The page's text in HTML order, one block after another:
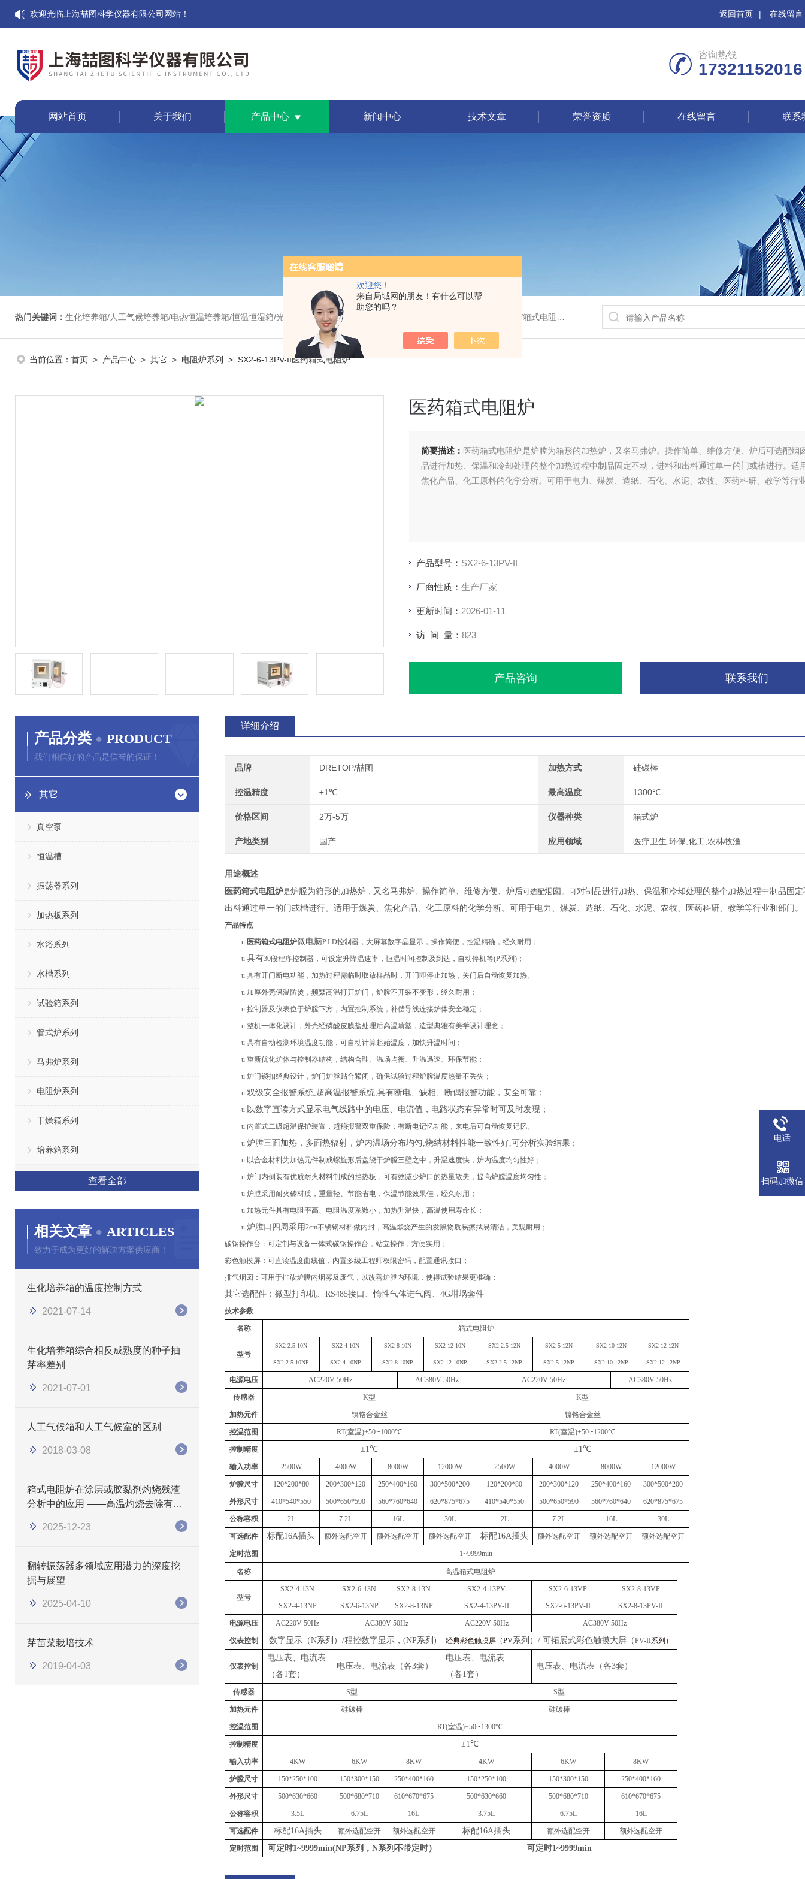
欢迎您！
来自局域网的朋友！有什么可以帮
助您的吗？
欢迎光临上海喆图科学仪器有限公司网站！ 返回首页 | 在线留言
咨询热线
17321152016
网站首页 关于我们 产品中心 新闻中心 技术文章 荣誉资质 在线留言 联系
热门关键词： 生化培养箱/人工气候培养箱/电热恒温培养箱/恒温恒湿箱/光照培养箱/二氧化碳培养箱等/恒温干燥箱/真空干燥箱/高温烘箱等/箱式电阻炉/陶瓷纤维马弗炉/高温马弗炉/管式炉/气氛炉/试验箱/摇床/振荡器/水槽/水浴锅等
当前位置： 首页 > 产品中心 > 其它 > 电阻炉系列 > SX2-6-13PV-II医药箱式电阻炉
医药箱式电阻炉
简要描述： 医药箱式电阻炉是炉膛为箱形的加热炉，又名马弗炉。操作简单、维修方便、炉后可选配烟
品进行加热、保温和冷却处理的整个加热过程中制品固定不动，进料和出料通过单一的门或槽进行。适
焦化产品、化工原料的化学分析。可用于电力、煤炭、造纸、石化、水泥、农牧、医药科研、教学等行
产品型号： SX2-6-13PV-II
厂商性质： 生产厂家
更新时间： 2026-01-11
访 问 量： 823
产品咨询 联系我们
产品分类 PRODUCT
我们相信好的产品是信誉的保证！
其它
真空泵
恒温槽
振荡器系列
加热板系列
水浴系列
水槽系列
试验箱系列
管式炉系列
马弗炉系列
电阻炉系列
干燥箱系列
培养箱系列
查看全部
相关文章 ARTICLES
致力于成为更好的解决方案供应商！
生化培养箱的温度控制方式
2021-07-14
生化培养箱综合相反成熟度的种子抽
芽率差别
2021-07-01
人工气候箱和人工气候室的区别
2018-03-08
箱式电阻炉在涂层或胶黏剂灼烧残渣
分析中的应用 ——高温灼烧去除有机
2025-12-23
翻转振荡器多领域应用潜力的深度挖
掘与展望
2025-04-10
芽苗菜栽培技术
2019-04-03
详细介绍
品牌 DRETOP/喆图 加热方式 硅碳棒
控温精度 ±1℃ 最高温度 1300℃
价格区间 2万-5万 仪器种类 箱式炉
产地类别 国产 应用领域 医疗卫生,环保,化工,农林牧渔
用途概述
医药箱式电阻炉是炉膛为箱形的加热炉 ， 又名马弗炉。 操作简单、维修方便、炉后可选配烟囱 。 可对制品进行加热、保温和冷却处理的整个加热过程中制品固
出料通过单一的门或槽进行。适用于煤炭、 焦化产品、 化工原料的化学分析。可用于电力、煤炭、造纸、石化、水泥、农牧、医药科研、教学等行业和部门。
产品特点
u 医药箱式电阻炉微电脑P.I.D控制器，大屏幕数字晶显示，操作简便，控温精确，经久耐用；
u 具有30段程序控制器，可设定升降温速率，恒温时间控制及到达，自动停机等(P系列)；
u 具有开门断电功能，加热过程需临时取放样品时，开门即停止加热，关门后自动恢复加热。
u 加厚外壳保温防烫 ， 频繁高温打开炉门，炉膛不开裂不变形，经久耐用 ；
u 控制器及仪表位于炉膛下方，内置控制系统，补偿导线连接炉体安全稳定；
u 整机一体化设计，外壳经磷酸皮膜盐处理后高温喷塑 ， 造型典雅有美学设计理念；
u 具有自动检测环境温度功能，可自动计算起始温度，加快升温时间；
u 重新优化炉体与控制器结构，结构合理、温场均衡、升温迅速、环保节能；
u 炉门锁扣经典设计，炉门炉膛贴合紧闭 ， 确保试验过程炉膛温度热量不丢失 ；
u 双级安全报警系统,超高温报警系统,具有断电、缺相、断偶报警功能，安全可靠；
u 以数字直读方式显示电气线路中的电压、电流值，电路状态有异常时可及时发现；
u 内置式二级超温保护装置，超稳报警双重保险，有断电记忆功能，来电后可自动恢复记忆。
u 炉膛三面加热，多面热辐射，炉内温场分布均匀,烧结材料性能一致性好,可分析实验结果 ；
u 以合金材料为加热元件制成螺旋形后盘绕于炉膛三壁之中，升温速度快，炉内温度均匀性好；
u 炉门内侧装有优质耐火材料制成的挡热板，可有效减少炉口的热量散失，提高炉膛温度均匀性；
u 炉膛采用耐火砖材质，重量轻、节能省电，保温节能效果佳，经久耐用；
u 加热元件具有电阻率高、电阻温度系数小，加热升温快，高温使用寿命长；
u 炉膛口四周采用2cm不锈钢材料做内封，高温煅烧产生的发黑物质易擦拭易清洁，美观耐用；
碳钢操作台：可定制与设备一体式碳钢操作台，站立操作，方便实用；
彩色触摸屏：可直读温度曲线值，内置多级工程师权限密码，配置通讯接口；
排气烟囱：可用于排放炉膛内烟雾及废气，以改善炉膛内环境，使得试验结果更准确；
其它选配件：微型打印机、 RS485接口、惰性气体进气阀、4G坩埚套件
技术参数
名称 箱式电阻炉
型号
SX2-2.5-10N
SX2-2.5-10NP
SX2-4-10N
SX2-4-10NP
SX2-8-10N
SX2-8-10NP
SX2-12-10N
SX2-12-10NP
SX2-2.5-12N
SX2-2.5-12NP
SX2-5-12N
SX2-5-12NP
SX2-10-12N
SX2-10-12NP
SX2-12-12N
SX2-12-12NP
电源电压 AC220V 50Hz AC380V 50Hz AC220V 50Hz AC380V 50Hz
传感器 K型 K型
加热元件 镍铬合金丝 镍铬合金丝
控温范围 RT(室温)+50~1000℃ RT(室温)+50~1200℃
控制精度 ±1℃ ±1℃
输入功率 2500W 4000W 8000W 12000W 2500W 4000W 8000W 12000W
炉膛尺寸 120*200*80 200*300*120 250*400*160 300*500*200 120*200*80 200*300*120 250*400*160 300*500*200
外形尺寸 410*540*550 500*650*590 560*760*640 620*875*675 410*540*550 500*650*590 560*760*640 620*875*675
公称容积 2L 7.2L 16L 30L 2L 7.2L 16L 30L
可选配件 标配16A插头 额外选配空开 额外选配空开 额外选配空开 标配16A插头 额外选配空开 额外选配空开 额外选配空开
定时范围 1~9999min
名称 高温箱式电阻炉
型号
SX2-4-13N
SX2-4-13NP
SX2-6-13N
SX2-6-13NP
SX2-8-13N
SX2-8-13NP
SX2-4-13PV
SX2-4-13PV-II
SX2-6-13VP
SX2-6-13PV-II
SX2-8-13VP
SX2-8-13PV-II
电源电压 AC220V 50Hz AC380V 50Hz AC220V 50Hz AC380V 50Hz
仪表控制 数字显示（N系列）/程控数字显示，(NP系列) 经典彩色触摸屏（PV系列） / 可拓展式彩色触摸大屏（PV-II系列）
仪表控制
电压表、电流表
（各1套）
电压表、电流表（各3套）
电压表、电流表
（各1套）
电压表、电流表（各3套）
传感器 S型 S型
加热元件 硅碳棒 硅碳棒
控温范围 RT(室温)+50~1300℃
控制精度 ±1℃
输入功率 4KW 6KW 8KW 4KW 6KW 8KW
炉膛尺寸 150*250*100 150*300*150 250*400*160 150*250*100 150*300*150 250*400*160
外形尺寸 500*630*660 500*680*710 610*670*675 500*630*660 500*680*710 610*670*675
公称容积 3.5L 6.75L 16L 3.75L 6.75L 16L
可选配件 标配16A插头 额外选配空开 额外选配空开 标配16A插头 额外选配空开 额外选配空开
定时范围 可定时1~9999min(NP系列，N系列不带定时） 可定时1~9999min
电话
扫码加微信